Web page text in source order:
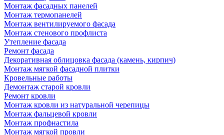
Монтаж фасадных панелей
Монтаж термопанелей
Монтаж вентилируемого фасада
Монтаж стенового профлиста
Утепление фасада
Ремонт фасада
Декоративная облицовка фасада (камень, кирпич)
Монтаж мягкой фасадной плитки
Кровельные работы
Демонтаж старой кровли
Ремонт кровли
Монтаж кровли из натуральной черепицы
Монтаж фальцевой кровли
Монтаж профнастила
Монтаж мягкой провли